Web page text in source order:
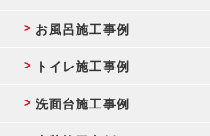
お風呂施工事例
トイレ施工事例
洗面台施工事例